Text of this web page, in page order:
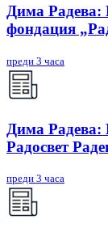
Дима Радева:
фондация
преди 3 часа
Дима Радева:
Радосвет
преди 3 часа